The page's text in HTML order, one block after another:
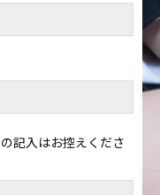
記入はお控えくださ